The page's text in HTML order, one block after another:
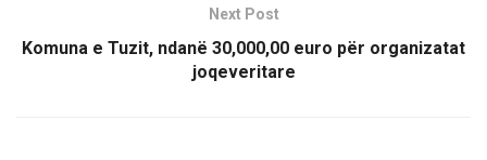
Next Post
Komuna e Tuzit, ndanë 30,000,00 euro për organizatat
joqeveritare